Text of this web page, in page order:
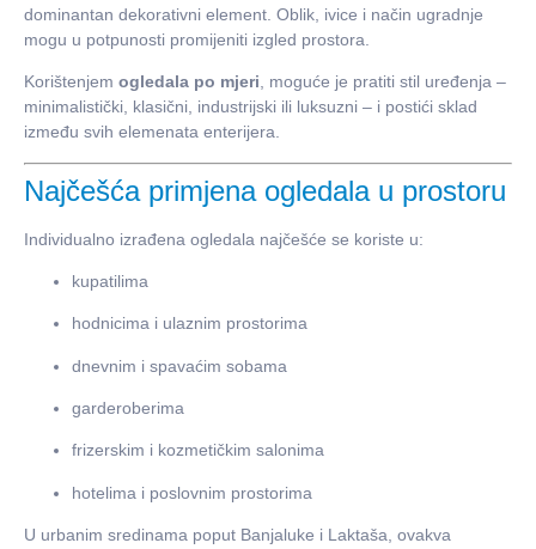
dominantan dekorativni element. Oblik, ivice i način ugradnje
mogu u potpunosti promijeniti izgled prostora.
Korištenjem ogledala po mjeri , moguće je pratiti stil uređenja –
minimalistički, klasični, industrijski ili luksuzni – i postići sklad
između svih elemenata enterijera.
Najčešća primjena ogledala u prostoru
Individualno izrađena ogledala najčešće se koriste u:
kupatilima
hodnicima i ulaznim prostorima
dnevnim i spavaćim sobama
garderoberima
frizerskim i kozmetičkim salonima
hotelima i poslovnim prostorima
U urbanim sredinama poput Banjaluke i Laktaša, ovakva